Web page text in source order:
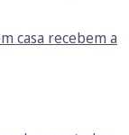
casa recebem a